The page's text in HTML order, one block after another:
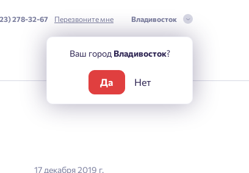
278-32-67 Перезвоните мне Владивосток
17 декабря 2019 г.
Ваш город Владивосток?
Да Нет